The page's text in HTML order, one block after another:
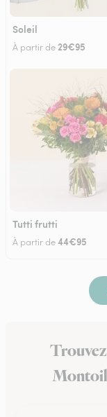
Soleil
À partir de 29€95
Tutti frutti
À partir de44€95